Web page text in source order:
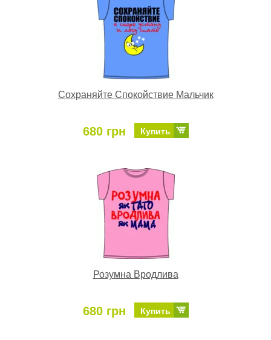
Сохраняйте Спокойствие Мальчик
680 грн Купить
Розумна Вродлива
680 грн Купить